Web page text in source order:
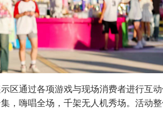
区通过各项游戏与现场消费者进行互
，嗨唱全场，千架无人机秀场。活动